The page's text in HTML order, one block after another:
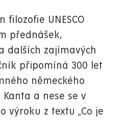
filozofie UNESCO
přednášek,
dalších zajímavých
připomíná 300 let
německého
a nese se v
výroku z textu „Co je